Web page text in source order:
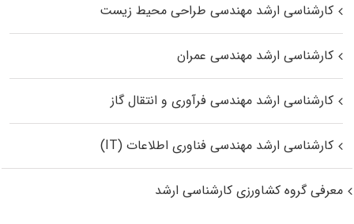
کارشناسی ارشد مهندسی طراحی محیط زیست
کارشناسی ارشد مهندسی عمران
کارشناسی ارشد مهندسی فرآوری و انتقال گاز
کارشناسی ارشد مهندسی فناوری اطلاعات (IT)
معرفی گروه کشاورزی کارشناسی ارشد